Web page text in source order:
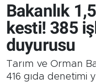
Bakanlık
kesti! 385
duyurusu
Tarım ve Orman
416 gıda denetimi